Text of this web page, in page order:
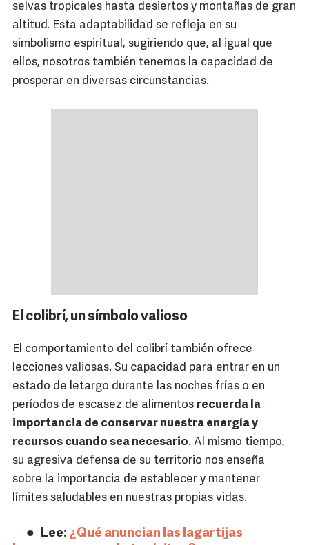
selvas tropicales hasta desiertos y montañas de gran
altitud. Esta adaptabilidad se refleja en su
simbolismo espiritual, sugiriendo que, al igual que
ellos, nosotros también tenemos la capacidad de
prosperar en diversas circunstancias.
El colibrí, un símbolo valioso
El comportamiento del colibrí también ofrece
lecciones valiosas. Su capacidad para entrar en un
estado de letargo durante las noches frías o en
períodos de escasez de alimentos recuerda la
importancia de conservar nuestra energía y
recursos cuando sea necesario. Al mismo tiempo,
su agresiva defensa de su territorio nos enseña
sobre la importancia de establecer y mantener
límites saludables en nuestras propias vidas.
Lee: ¿Qué anuncian las lagartijas